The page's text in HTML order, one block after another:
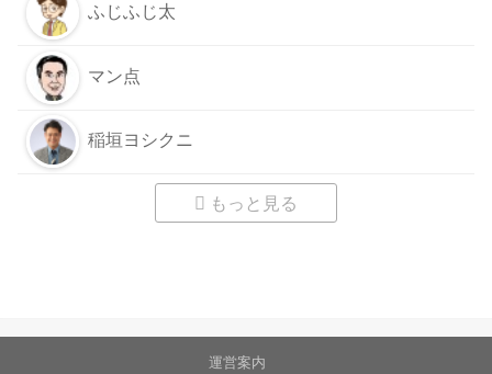
ふじふじ太
マン点
稲垣ヨシクニ
もっと見る
運営案内